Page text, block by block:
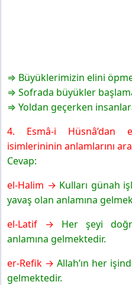
⇒ Büyüklerimizin elini
⇒ Sofrada büyükler
⇒ Yoldan geçerken
4. Esmâ-i Hüsnâ’dan
isimlerininin anlamlarını
Cevap:
el-Halim → Kulları günah
yavaş olan anlamına
el-Latif → Her şeyi
anlamına gelmektedir.
er-Refik → Allah’ın her
gelmektedir.